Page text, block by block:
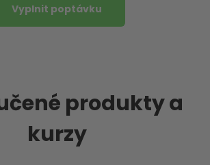
Vyplnit poptávku
produkty a
kurzy